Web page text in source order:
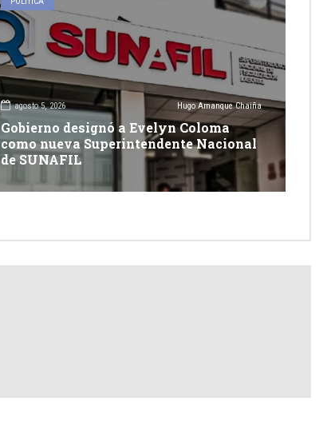
agosto 5, 2026 Hugo Amanque Chaiña
Gobierno designó a Evelyn Coloma
como nueva Superintendente Nacional
de SUNAFIL